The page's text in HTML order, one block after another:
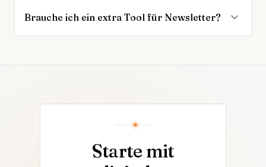
Brauche ich ein extra Tool für Newsletter?
Starte mit